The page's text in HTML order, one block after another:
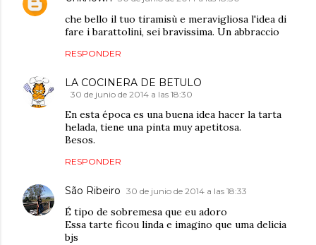
che bello il tuo tiramisù e meravigliosa l'idea di
fare i barattolini, sei bravissima. Un abbraccio
RESPONDER
LA COCINERA DE BETULO
30 de junio de 2014 a las 18:30
En esta época es una buena idea hacer la tarta
helada, tiene una pinta muy apetitosa.
Besos.
RESPONDER
São Ribeiro 30 de junio de 2014 a las 18:33
É tipo de sobremesa que eu adoro
Essa tarte ficou linda e imagino que uma delicia
bjs